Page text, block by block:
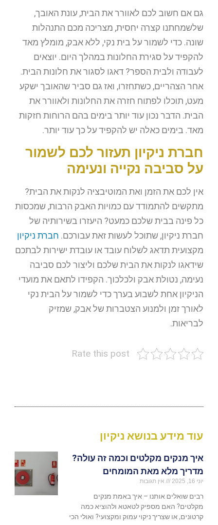
גם אם חשוב לכם לאוורר את הבית, עונת האובך,
שלשמחתנו קצרה יחסית, מצריכה מכם התנהלות
שונה. כדי לשמור על בית נקי, ללא אבק, מומלץ מאד
להקפיד על סגירת החלונות במהלך היום. יוצאים
לעבודה ולבית הספר? דאגו לסגור את חלונות הבית.
אחר הצהריים, כשתחזרו, ואז גם סביר שהאובך ישקע
מעט, תוכלו לפתוח חזרה את החלונות ולאוורר את
הבית. הדבר נכון עוד יותר בימים בהם הרוחות חזקות
מאד. בימים כאלה יש להקפיד על כך עוד יותר.
חברת ניקיון תעזור לכם לשמור
על סביבה נקייה ונעימה
אין לכם את הזמן ואת המוטיבציה לנקות את הבית?
מתקשים להתמודד עם כמויות האבק הרבות, שמכסות
כל פינה בבית שלכם כמעט? היעזרו בשירותיה של
חברת ניקיון, שתוכל לעשות זאת עבורכם. חברת ניקיון
מקצועית תדאג לשלוח עובד או עובדת ישירות לבתכם
שידאגו לנקות את הבית שלכם וליצור לכם סביבה
נעימה, נטולת אבק ולכלכוך. הקפידו לתאם את מועדי
הניקיון אחת לשבוע בערך כדי לשמור על הבית נקי
לאורך זמן ולמנוע הצטברות של אבק, שמזיק
לבריאות.
Rate this post
עוד מידע בנושא ניקיון
איך מנקים מקלטים וכמה זה עולה?
מדריך מלא מאת המומחים
יוני 16, 2025 אין תגובות
רבים שואלים אותנו – איך באמת מנקים
מקלטים? האם מספיק לטאטא ולהוציא כמה
קרטונים, או שצריך ניקוי עמוק ומקצועי? ואולי הכי